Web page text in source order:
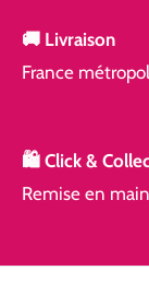
🚚 Livraison
France
🛍️ Click &
Remise en